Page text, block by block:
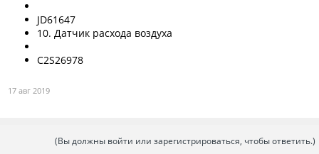
JD61647
10. Датчик расхода воздуха
C2S26978
17 авг 2019
(Вы должны войти или зарегистрироваться, чтобы ответить.)